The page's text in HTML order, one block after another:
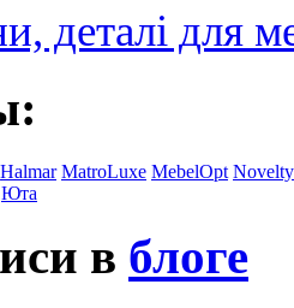
деталі для
Halmar MatroLuxe MebelOpt Novelty
Юта
в блоге